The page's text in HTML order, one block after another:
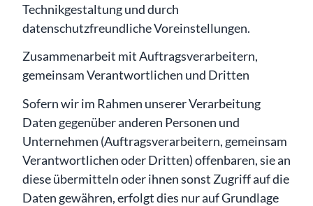
Technikgestaltung und durch
datenschutzfreundliche Voreinstellungen.
Zusammenarbeit mit Auftragsverarbeitern,
gemeinsam Verantwortlichen und Dritten
Sofern wir im Rahmen unserer Verarbeitung
Daten gegenüber anderen Personen und
Unternehmen (Auftragsverarbeitern, gemeinsam
Verantwortlichen oder Dritten) offenbaren, sie an
diese übermitteln oder ihnen sonst Zugriff auf die
Daten gewähren, erfolgt dies nur auf Grundlage